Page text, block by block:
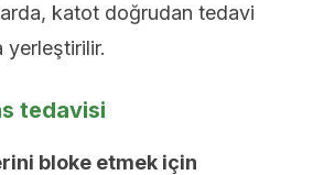
katot doğrudan tedavi
yerleştirilir.
tedavisi
bloke etmek için